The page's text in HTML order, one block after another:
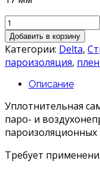
Количество
товара
лента
DELTA
KOM
15
Добавить в корзину
Категории: Delta,
пароизоляция,
Описание
Уплотнительная
паро- и
пароизоляционных
Требует